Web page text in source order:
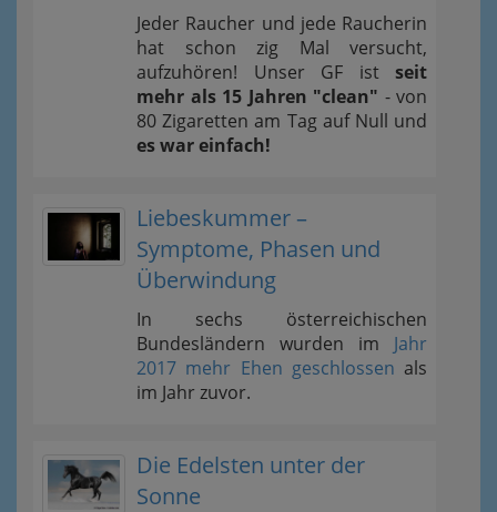
Jeder Raucher und jede Raucherin
hat schon zig Mal versucht,
aufzuhören! Unser GF ist seit
mehr als 15 Jahren "clean" - von
80 Zigaretten am Tag auf Null und
es war einfach!
Liebeskummer –
Symptome, Phasen und
Überwindung
In sechs österreichischen
Bundesländern wurden im Jahr
2017 mehr Ehen geschlossen als
im Jahr zuvor.
Die Edelsten unter der
Sonne